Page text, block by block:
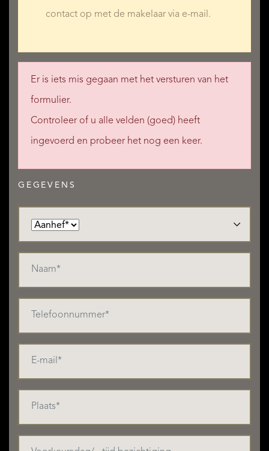
contact op met de makelaar via e-mail.
Er is iets mis gegaan met het versturen van het
formulier.
Controleer of u alle velden (goed) heeft
ingevoerd en probeer het nog een keer.
GEGEVENS